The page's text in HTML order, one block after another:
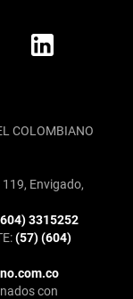
COLOMBIANO
119, Envigado,
3315252
(57) (604)
con